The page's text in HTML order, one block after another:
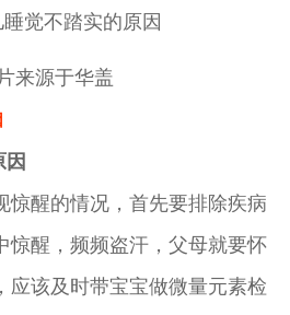
来源于华盖
因
醒的情况，首先要排除疾病
惊醒，频频盗汗，父母就要怀
应该及时带宝宝做微量元素检